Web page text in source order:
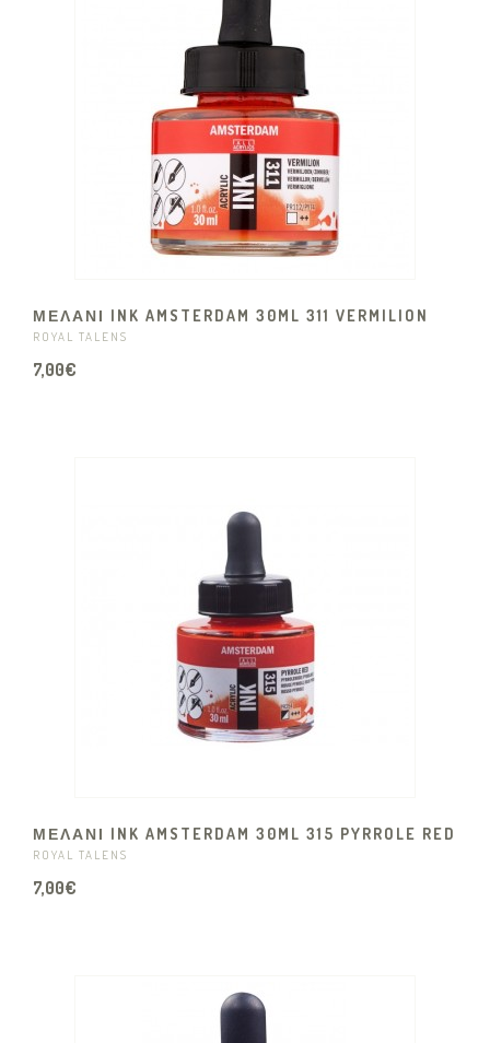
ΜΕΛΑΝΙ INK AMSTERDAM 30ML 311 VERMILION
ROYAL TALENS
7,00€
ΜΕΛΑΝΙ INK AMSTERDAM 30ML 315 PYRROLE RED
ROYAL TALENS
7,00€